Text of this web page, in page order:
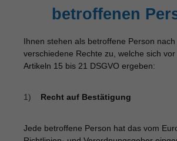
betroffenen
Ihnen stehen als betroffene Person nach
verschiedene Rechte zu, welche sich
Artikeln 15 bis 21 DSGVO ergeben:
1) Recht auf Bestätigung
Jede betroffene Person hat das vom